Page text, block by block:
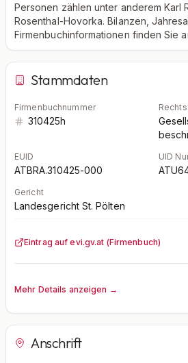
Personen zählen unter anderem Karl
Rosenthal-Hovorka. Bilanzen,
Firmenbuchinformationen finden Sie
Stammdaten
Firmenbuchnummer
310425h
EUID
ATBRA.310425-000
UID
Gericht
Landesgericht St. Pölten
Eintrag auf evi.gv.at (Firmenbuch)
Mehr Details anzeigen →
Anschrift